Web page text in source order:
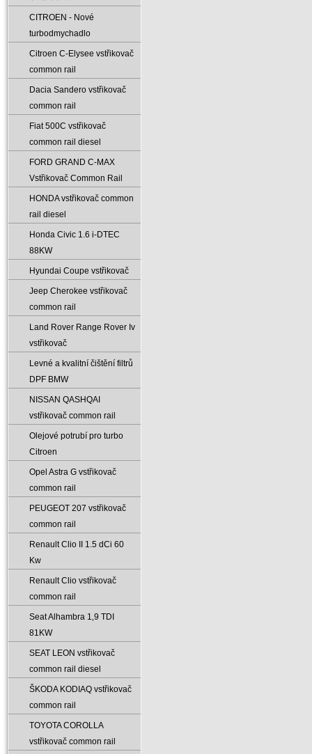
CITROEN - Nové
turbodmychadlo
Citroen C-Elysee vstřikovač
common rail
Dacia Sandero vstřikovač
common rail
Fiat 500C vstřikovač
common rail diesel
FORD GRAND C-MAX
Vstřikovač Common Rail
HONDA vstřikovač common
rail diesel
Honda Civic 1.6 i-DTEC
88KW
Hyundai Coupe vstřikovač
Jeep Cherokee vstřikovač
common rail
Land Rover Range Rover Iv
vstřikovač
Levné a kvalitní čištění filtrů
DPF BMW
NISSAN QASHQAI
vstřikovač common rail
Olejové potrubí pro turbo
Citroen
Opel Astra G vstřikovač
common rail
PEUGEOT 207 vstřikovač
common rail
Renault Clio II 1.5 dCi 60
Kw
Renault Clio vstřikovač
common rail
Seat Alhambra 1‚9 TDI
81KW
SEAT LEON vstřikovač
common rail diesel
ŠKODA KODIAQ vstřikovač
common rail
TOYOTA COROLLA
vstřikovač common rail